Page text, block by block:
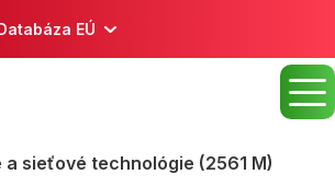
EÚ
sieťové technológie (2561 M)